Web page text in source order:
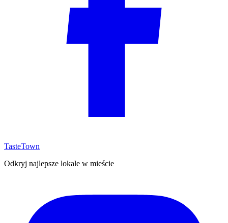
TasteTown
Odkryj najlepsze lokale w mieście